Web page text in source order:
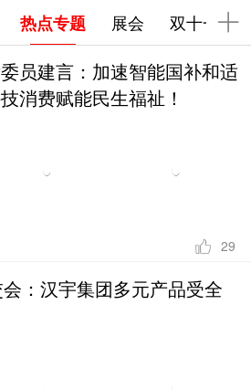
热点专题 展会 双十一
下拉刷新
员建言：加速智能国补和适
消费赋能民生福祉！
29
：汉宇集团多元产品受全